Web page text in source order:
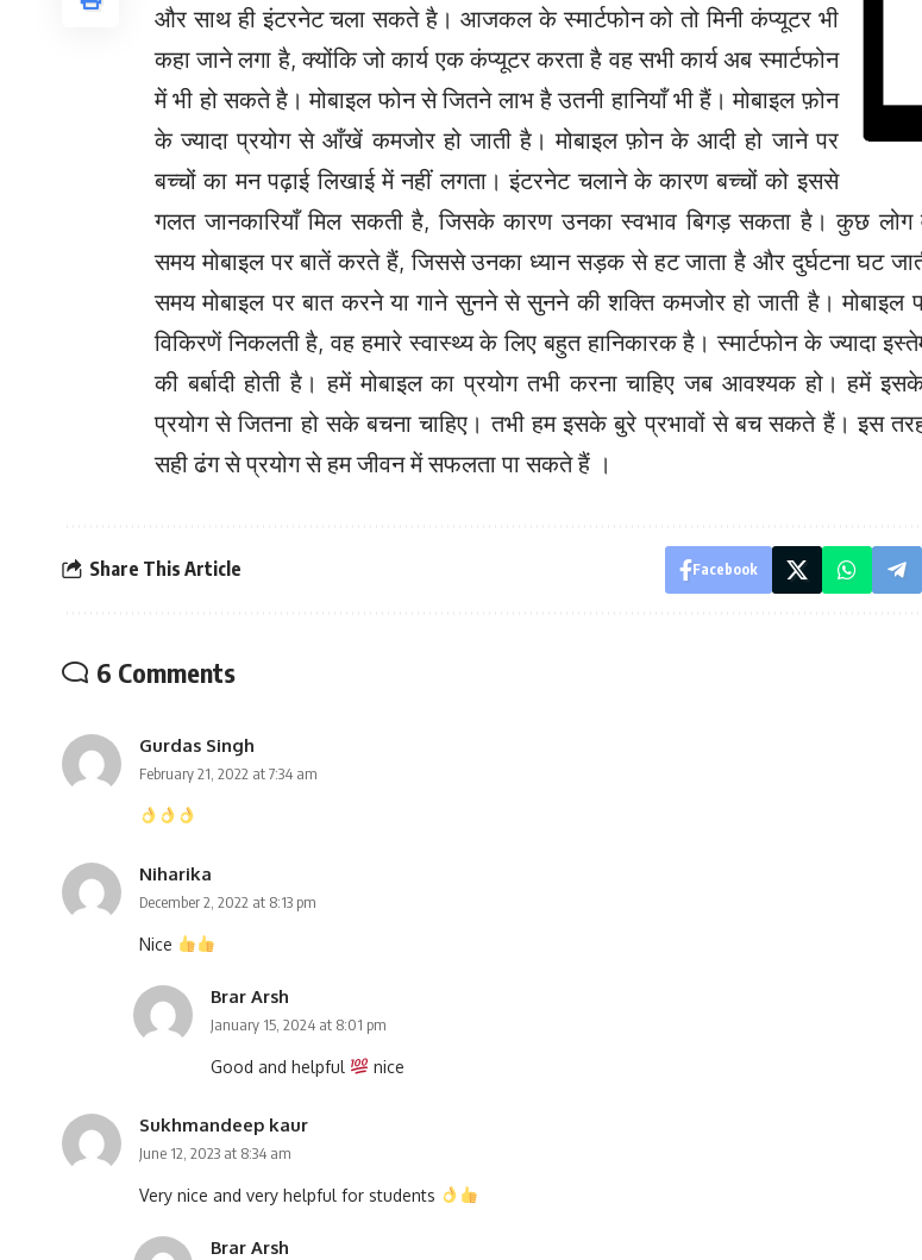
और साथ ही इंटरनेट चला सकते है। आजकल के स्मार्टफोन को तो मिनी कंप्यूटर भी
कहा जाने लगा है, क्योंकि जो कार्य एक कंप्यूटर करता है वह सभी कार्य अब स्मार्टफोन
में भी हो सकते है। मोबाइल फोन से जितने लाभ है उतनी हानियाँ भी हैं। मोबाइल फ़ोन
के ज्यादा प्रयोग से आँखें कमजोर हो जाती है। मोबाइल फ़ोन के आदी हो जाने पर
बच्चों का मन पढ़ाई लिखाई में नहीं लगता। इंटरनेट चलाने के कारण बच्चों को इससे
गलत जानकारियाँ मिल सकती है, जिसके कारण उनका स्वभाव बिगड़ सकता है। कुछ लोग
समय मोबाइल पर बातें करते हैं, जिससे उनका ध्यान सड़क से हट जाता है और दुर्घटना घट
समय मोबाइल पर बात करने या गाने सुनने से सुनने की शक्ति कमजोर हो जाती है। मोबाइल
विकिरणें निकलती है, वह हमारे स्वास्थ्य के लिए बहुत हानिकारक है। स्मार्टफोन के ज्यादा
की बर्बादी होती है। हमें मोबाइल का प्रयोग तभी करना चाहिए जब आवश्यक हो। हमें
प्रयोग से जितना हो सके बचना चाहिए। तभी हम इसके बुरे प्रभावों से बच सकते हैं। इस
सही ढंग से प्रयोग से हम जीवन में सफलता पा सकते हैं ।
Share This Article Facebook
6 Comments
Gurdas Singh
February 21, 2022 at 7:34 am
Niharika
December 2, 2022 at 8:13 pm
Nice
Brar Arsh
January 15, 2024 at 8:01 pm
Good and helpful nice
Sukhmandeep kaur
June 12, 2023 at 8:34 am
Very nice and very helpful for students
Brar Arsh